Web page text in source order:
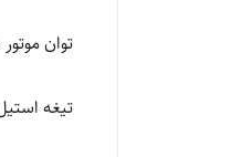
توان موتور در آسیاب‌های
تیغه